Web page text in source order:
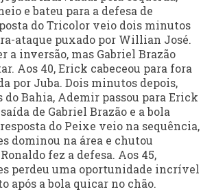
e bateu para a defesa de
do Tricolor veio dois minutos
ataque puxado por Willian José.
a inversão, mas Gabriel Brazão
Aos 40, Erick cabeceou para fora
por Juba. Dois minutos depois,
do Bahia, Ademir passou para Erick
de Gabriel Brazão e a bola
do Peixe veio na sequência,
dominou na área e chutou
fez a defesa. Aos 45,
perdeu uma oportunidade incrível
após a bola quicar no chão.